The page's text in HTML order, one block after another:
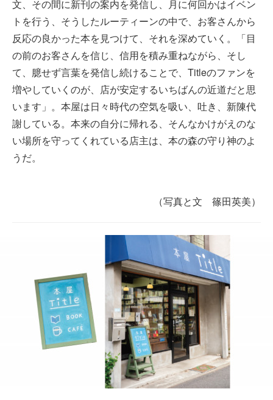
文、その間に新刊の案内を発信し、月に何回かはイベン
トを行う、そうしたルーティーンの中で、お客さんから
反応の良かった本を見つけて、それを深めていく。「目
の前のお客さんを信じ、信用を積み重ねながら、そし
て、臆せず言葉を発信し続けることで、Titleのファンを
増やしていくのが、店が安定するいちばんの近道だと思
います」。本屋は日々時代の空気を吸い、吐き、新陳代
謝している。本来の自分に帰れる、そんなかけがえのな
い場所を守ってくれている店主は、本の森の守り神のよ
うだ。
（写真と文 篠田英美）